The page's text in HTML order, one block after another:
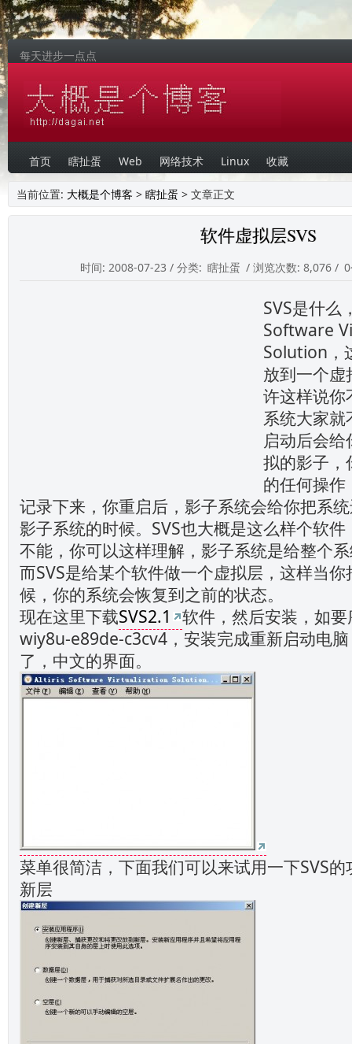
每天进步一点点
首页 瞎扯蛋 Web 网络技术 Linux 收藏
当前位置: 大概是个博客 > 瞎扯蛋 > 文章正文
软件虚拟层SVS
时间: 2008-07-23 / 分类: 瞎扯蛋 / 浏览次数: 8,076 /
SVS是什么
Software
Solution，
放到一个
许这样说你
系统大家
启动后会
拟的影子，
的任何操
记录下来，你重启后，影子系统会给你把系
影子系统的时候。SVS也大概是这么样个软件
不能，你可以这样理解，影子系统是给整个
而SVS是给某个软件做一个虚拟层，这样当
候，你的系统会恢复到之前的状态。
现在这里下载SVS2.1
软件，然后安装，如
wiy8u-e89de-c3cv4，安装完成重新启动电脑
了，中文的界面。
菜单很简洁，下面我们可以来试用一下SVS
新层